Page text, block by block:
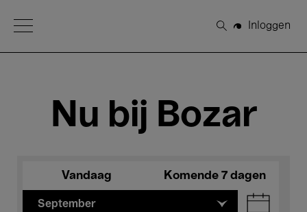
Open Menu
Zoeken
Inloggen
Nu bij Bozar
Vandaag Komende 7 dagen
September